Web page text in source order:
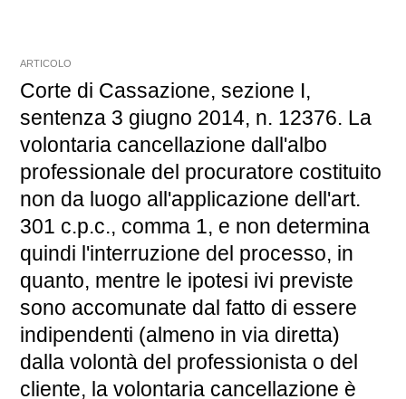
ARTICOLO
Corte di Cassazione, sezione I,
sentenza 3 giugno 2014, n. 12376. La
volontaria cancellazione dall'albo
professionale del procuratore costituito
non da luogo all'applicazione dell'art.
301 c.p.c., comma 1, e non determina
quindi l'interruzione del processo, in
quanto, mentre le ipotesi ivi previste
sono accomunate dal fatto di essere
indipendenti (almeno in via diretta)
dalla volontà del professionista o del
cliente, la volontaria cancellazione è